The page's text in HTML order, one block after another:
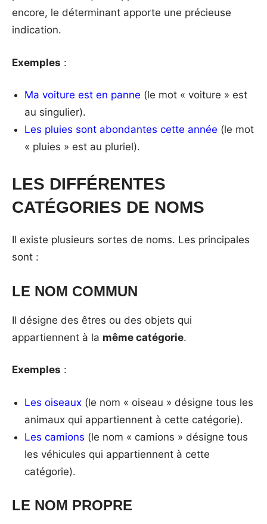
encore, le déterminant apporte une précieuse
indication.
Exemples :
Ma voiture est en panne (le mot « voiture » est
au singulier).
Les pluies sont abondantes cette année (le mot
« pluies » est au pluriel).
LES DIFFÉRENTES
CATÉGORIES DE NOMS
Il existe plusieurs sortes de noms. Les principales
sont :
LE NOM COMMUN
Il désigne des êtres ou des objets qui
appartiennent à la même catégorie.
Exemples :
Les oiseaux (le nom « oiseau » désigne tous les
animaux qui appartiennent à cette catégorie).
Les camions (le nom « camions » désigne tous
les véhicules qui appartiennent à cette
catégorie).
LE NOM PROPRE